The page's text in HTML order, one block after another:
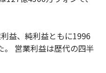
益、純利益ともに1996
営業利益は歴代の四半